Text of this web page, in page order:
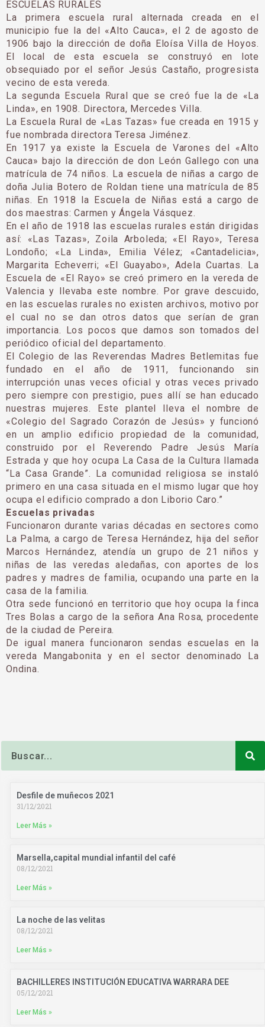
ESCUELAS RURALES
La primera escuela rural alternada creada en el
municipio fue la del «Alto Cauca», el 2 de agosto de
1906 bajo la dirección de doña Eloísa Villa de Hoyos.
El local de esta escuela se construyó en lote
obsequiado por el señor Jesús Castaño, progresista
vecino de esta vereda.
La segunda Escuela Rural que se creó fue la de «La
Linda», en 1908. Directora, Mercedes Villa.
La Escuela Rural de «Las Tazas» fue creada en 1915 y
fue nombrada directora Teresa Jiménez.
En 1917 ya existe la Escuela de Varones del «Alto
Cauca» bajo la dirección de don León Galle­go con una
matrícula de 74 niños. La escuela de niñas a cargo de
doña Julia Botero de Roldan tiene una matrícula de 85
niñas. En 1918 la Escuela de Niñas está a cargo de
dos maestras: Carmen y Ángela Vásquez.
En el año de 1918 las escuelas rurales están dirigidas
así: «Las Tazas», Zoila Arboleda; «El Rayo», Teresa
Londoño; «La Linda», Emilia Vélez; «Cantadelicia»,
Margarita Echeverri; «El Guayabo», Adela Cuartas. La
Escuela de «El Rayo» se creó primero en la vereda de
Valencia y llevaba este nombre. Por grave descuido,
en las escuelas rurales no existen archi­vos, motivo por
el cual no se dan otros datos que serían de gran
importancia. Los pocos que damos son tomados del
periódico oficial del departamento.
El Colegio de las Reverendas Madres Betlemitas fue
fundado en el año de 1911, funcionando sin
interrupción unas veces oficial y otras veces pri­vado
pero siempre con prestigio, pues allí se han educado
nuestras mujeres. Este plantel lleva el nombre de
«Colegio del Sagrado Corazón de Jesús» y funcionó
en un amplio edificio propiedad de la co­munidad,
construido por el Reverendo Padre Jesús María
Estrada y que hoy ocupa La Casa de la Cultura llamada
“La Casa Grande”. La comunidad religiosa se instaló
primero en una casa situada en el mismo lugar que hoy
ocupa el edificio comprado a don Liborio Caro.”
Escuelas privadas
Funcionaron durante varias décadas en sectores como
La Palma, a cargo de Teresa Hernández, hija del señor
Marcos Hernández, atendía un grupo de 21 niños y
niñas de las veredas aledañas, con aportes de los
padres y madres de familia, ocupando una parte en la
casa de la familia.
Otra sede funcionó en territorio que hoy ocupa la finca
Tres Bolas a cargo de la señora Ana Rosa, procedente
de la ciudad de Pereira.
De igual manera funcionaron sendas escuelas en la
vereda Mangabonita y en el sector denominado La
Ondina.
Desfile de muñecos 2021
31/12/2021
Leer Más »
Marsella,capital mundial infantil del café
08/12/2021
Leer Más »
La noche de las velitas
08/12/2021
Leer Más »
BACHILLERES INSTITUCIÓN EDUCATIVA WARRARA DEE
05/12/2021
Leer Más »